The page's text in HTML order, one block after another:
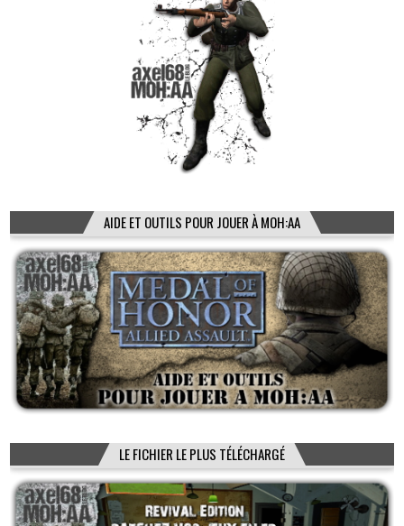
AIDE ET OUTILS POUR JOUER À MOH:AA
LE FICHIER LE PLUS TÉLÉCHARGÉ